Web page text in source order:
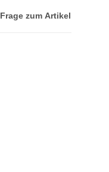
Frage zum Artikel